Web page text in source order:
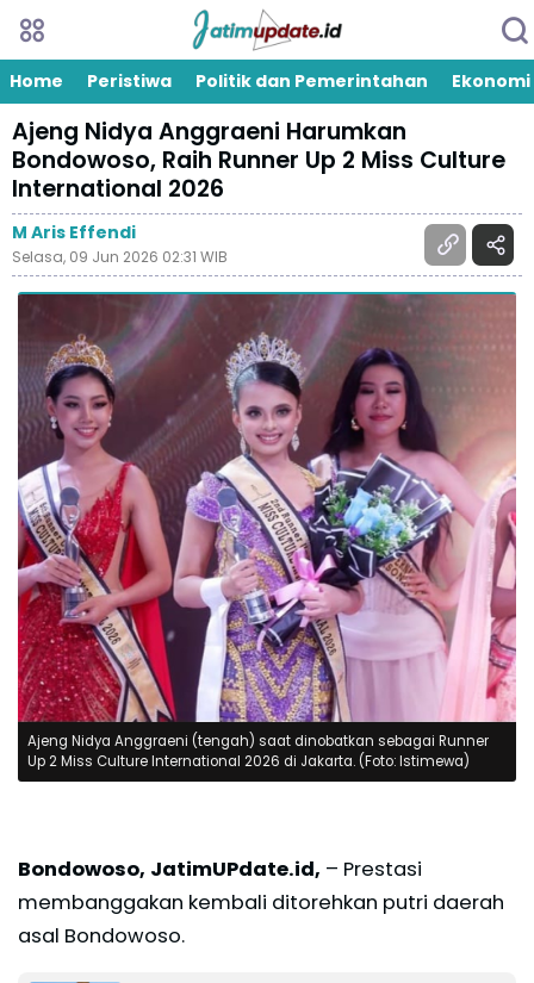
Home Peristiwa Politik dan Pemerintahan Ekonomi
Ajeng Nidya Anggraeni Harumkan
Bondowoso, Raih Runner Up 2 Miss Culture
International 2026
M Aris Effendi
Selasa, 09 Jun 2026 02:31 WIB
Ajeng Nidya Anggraeni (tengah) saat dinobatkan sebagai Runner
Up 2 Miss Culture International 2026 di Jakarta. (Foto: Istimewa)
Bondowoso, JatimUPdate.id, – Prestasi
membanggakan kembali ditorehkan putri daerah
asal Bondowoso.